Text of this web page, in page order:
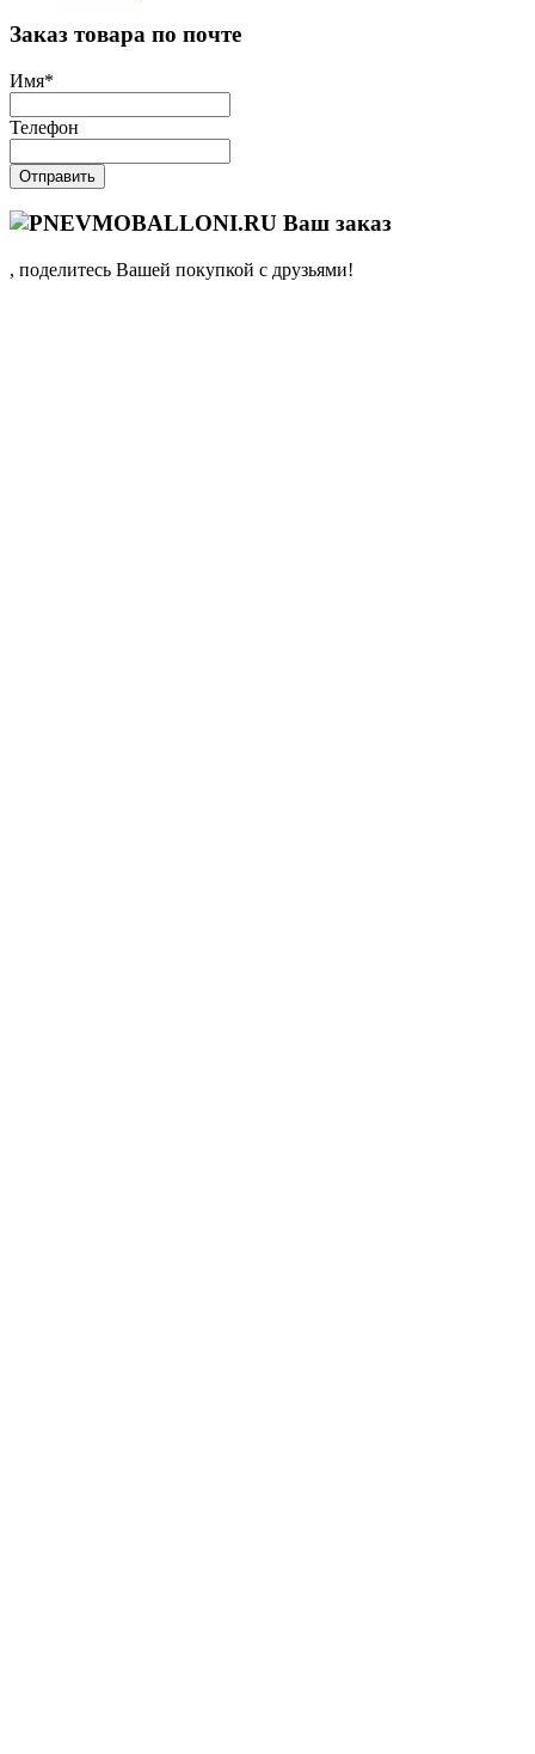
Заказ товара по почте
Имя*
Телефон
Отправить
Ваш заказ
, поделитесь Вашей покупкой с друзьями!